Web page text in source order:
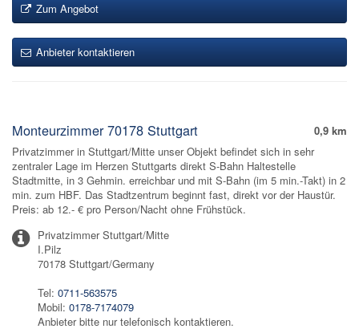
Zum Angebot
Anbieter kontaktieren
0,9 km
Monteurzimmer 70178 Stuttgart
Privatzimmer in Stuttgart/Mitte unser Objekt befindet sich in sehr
zentraler Lage im Herzen Stuttgarts direkt S-Bahn Haltestelle
Stadtmitte, in 3 Gehmin. erreichbar und mit S-Bahn (im 5 min.-Takt) in 2
min. zum HBF. Das Stadtzentrum beginnt fast, direkt vor der Haustür.
Preis: ab 12.- € pro Person/Nacht ohne Frühstück.
Privatzimmer Stuttgart/Mitte
I.Pilz
70178 Stuttgart/Germany
Tel: 0711-563575
Mobil: 0178-7174079
Anbieter bitte nur telefonisch kontaktieren.